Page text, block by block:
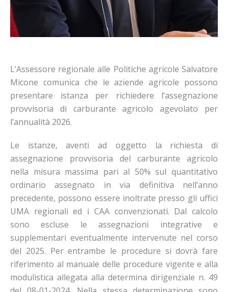
L’Assessore regionale alle Politiche agricole Salvatore
Micone comunica che le aziende agricole possono
presentare istanza per richiedere l’assegnazione
provvisoria di carburante agricolo agevolato per
l’annualità 2026.
Le istanze, aventi ad oggetto la richiesta di
assegnazione provvisoria del carburante agricolo
nella misura massima pari al 50% sul quantitativo
ordinario assegnato in via definitiva nell’anno
precedente, possono essere inoltrate presso gli uffici
UMA regionali ed i CAA convenzionati. Dal calcolo
sono escluse le assegnazioni integrative e
supplementari eventualmente intervenute nel corso
del 2025. Per entrambe le procedure si dovrà fare
riferimento al manuale delle procedure vigente e alla
modulistica allegata alla determina dirigenziale n. 49